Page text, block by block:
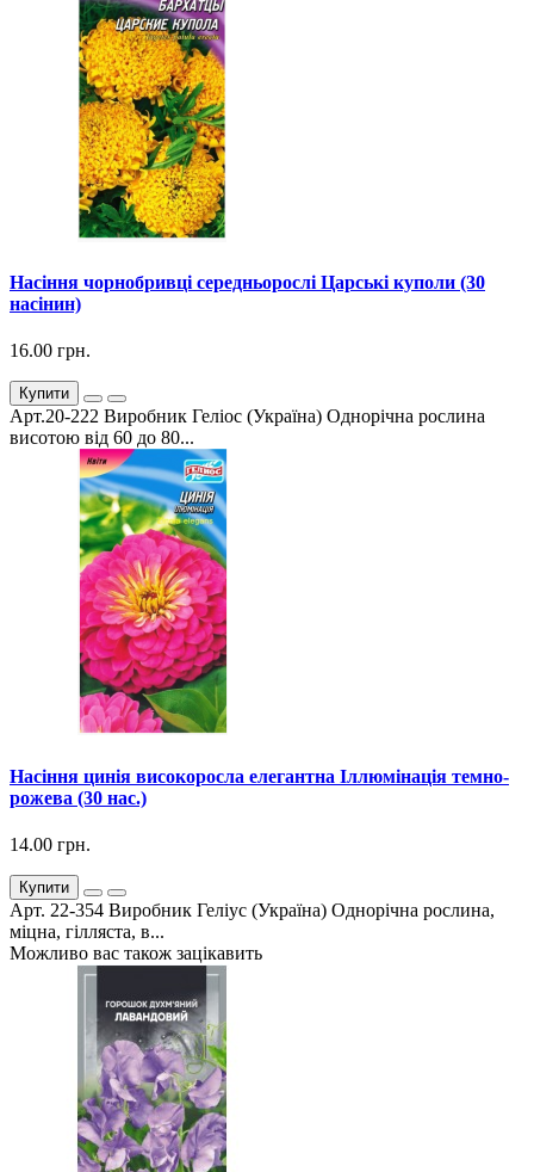
Насіння чорнобривці середньорослі Царські куполи (30
насінин)
16.00 грн.
Купити
Арт.20-222 Виробник Геліос (Україна) Однорічна рослина
висотою від 60 до 80...
Насіння цинія високоросла елегантна Іллюмінація темно-
рожева (30 нас.)
14.00 грн.
Купити
Арт. 22-354 Виробник Геліус (Україна) Однорічна рослина,
міцна, гілляста, в...
Можливо вас також зацікавить